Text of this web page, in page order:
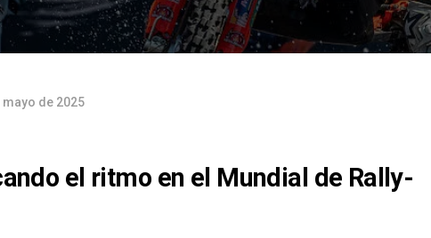
mayo de 2025
el ritmo en el Mundial de Rally-